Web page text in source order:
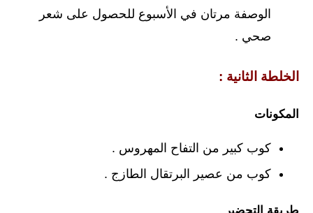
الوصفة مرتان في الأسبوع للحصول على شعر
صحي .
الخلطة الثانية :
المكونات
كوب كبير من التفاح المهروس .
كوب من عصير البرتقال الطازج .